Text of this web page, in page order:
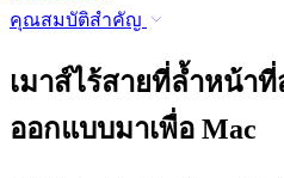
คุณสมบัติสำคัญ
เมาส์ไร้สายที่ล้ำหน้า
ออกแบบมาเพื่อ Mac